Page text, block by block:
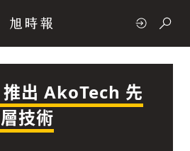
政治
出 AkoTech 先
技術